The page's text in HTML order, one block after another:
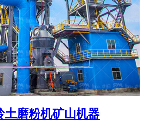
土磨粉机矿山机器